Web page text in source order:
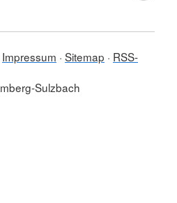
Impressum Sitemap
RSS-
Sulzbach